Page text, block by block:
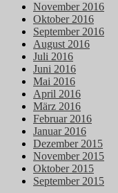
November 2016
Oktober 2016
September 2016
August 2016
Juli 2016
Juni 2016
Mai 2016
April 2016
März 2016
Februar 2016
Januar 2016
Dezember 2015
November 2015
Oktober 2015
September 2015